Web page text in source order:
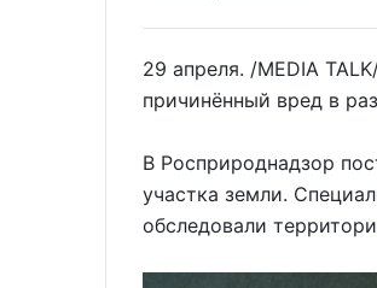
29 апреля. /MEDIA
причинённый вред в
В Росприроднадзор
участка земли.
обследовали